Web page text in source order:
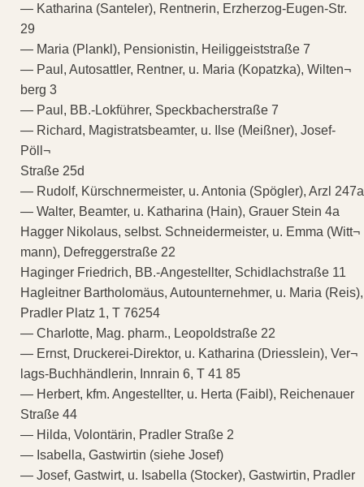
— Katharina (Santeler), Rentnerin, Erzherzog-Eugen-Str.
29
— Maria (Plankl), Pensionistin, Heiliggeiststraße 7
— Paul, Autosattler, Rentner, u. Maria (Kopatzka), Wilten¬
berg 3
— Paul, BB.-Lokführer, Speckbacherstraße 7
— Richard, Magistratsbeamter, u. Ilse (Meißner), Josef-
Pöll¬
Straße 25d
— Rudolf, Kürschnermeister, u. Antonia (Spögler), Arzl 247a
— Walter, Beamter, u. Katharina (Hain), Grauer Stein 4a
Hagger Nikolaus, selbst. Schneidermeister, u. Emma (Witt¬
mann), Defreggerstraße 22
Haginger Friedrich, BB.-Angestellter, Schidlachstraße 11
Hagleitner Bartholomäus, Autounternehmer, u. Maria (Reis),
Pradler Platz 1, T 76254
— Charlotte, Mag. pharm., Leopoldstraße 22
— Ernst, Druckerei-Direktor, u. Katharina (Driesslein), Ver¬
lags-Buchhändlerin, Innrain 6, T 41 85
— Herbert, kfm. Angestellter, u. Herta (Faibl), Reichenauer
Straße 44
— Hilda, Volontärin, Pradler Straße 2
— Isabella, Gastwirtin (siehe Josef)
— Josef, Gastwirt, u. Isabella (Stocker), Gastwirtin, Pradler